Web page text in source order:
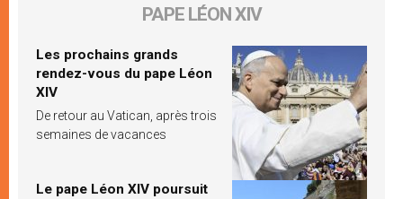
PAPE LÉON XIV
Les prochains grands
rendez-vous du pape Léon
XIV
De retour au Vatican, après trois
semaines de vacances
Le pape Léon XIV poursuit